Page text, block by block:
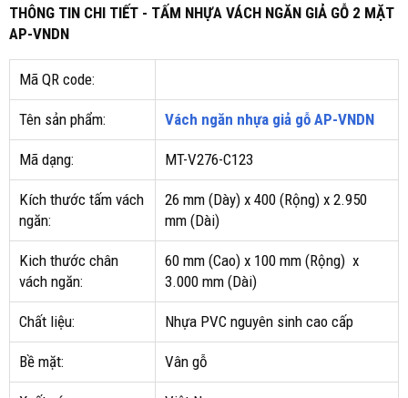
THÔNG TIN CHI TIẾT - TẤM NHỰA VÁCH NGĂN GIẢ GỖ 2 MẶT
AP-VNDN
Mã QR code:
Tên sản phẩm: Vách ngăn nhựa giả gỗ AP-VNDN
Mã dạng: MT-V276-C123
Kích thước tấm vách
ngăn:
26 mm (Dày) x 400 (Rộng) x 2.950
mm (Dài)
Kich thước chân
vách ngăn:
60 mm (Cao) x 100 mm (Rộng) x
3.000 mm (Dài)
Chất liệu: Nhựa PVC nguyên sinh cao cấp
Bề mặt: Vân gỗ